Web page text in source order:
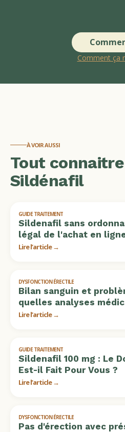
Comment ça
À VOIR AUSSI
Tout
Sildénafil
GUIDE TRAITEMENT
Sildenafil sans
légal de l'achat en
Lire l’article →
DYSFONCTION ÉRECTILE
Bilan sanguin et
quelles analyses
Lire l’article →
GUIDE TRAITEMENT
Sildenafil 100 mg : Le
Est-il Fait Pour Vous ?
Lire l’article →
DYSFONCTION ÉRECTILE
Pas d'érection avec